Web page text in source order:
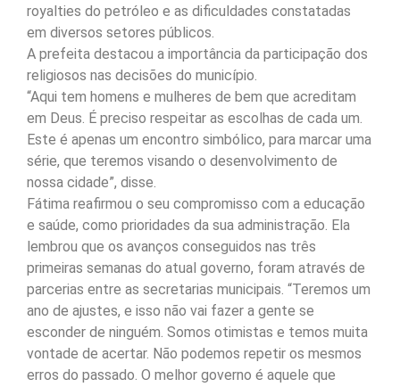
royalties do petróleo e as dificuldades constatadas
em diversos setores públicos.
A prefeita destacou a importância da participação dos
religiosos nas decisões do município.
“Aqui tem homens e mulheres de bem que acreditam
em Deus. É preciso respeitar as escolhas de cada um.
Este é apenas um encontro simbólico, para marcar uma
série, que teremos visando o desenvolvimento de
nossa cidade”, disse.
Fátima reafirmou o seu compromisso com a educação
e saúde, como prioridades da sua administração. Ela
lembrou que os avanços conseguidos nas três
primeiras semanas do atual governo, foram através de
parcerias entre as secretarias municipais. “Teremos um
ano de ajustes, e isso não vai fazer a gente se
esconder de ninguém. Somos otimistas e temos muita
vontade de acertar. Não podemos repetir os mesmos
erros do passado. O melhor governo é aquele que